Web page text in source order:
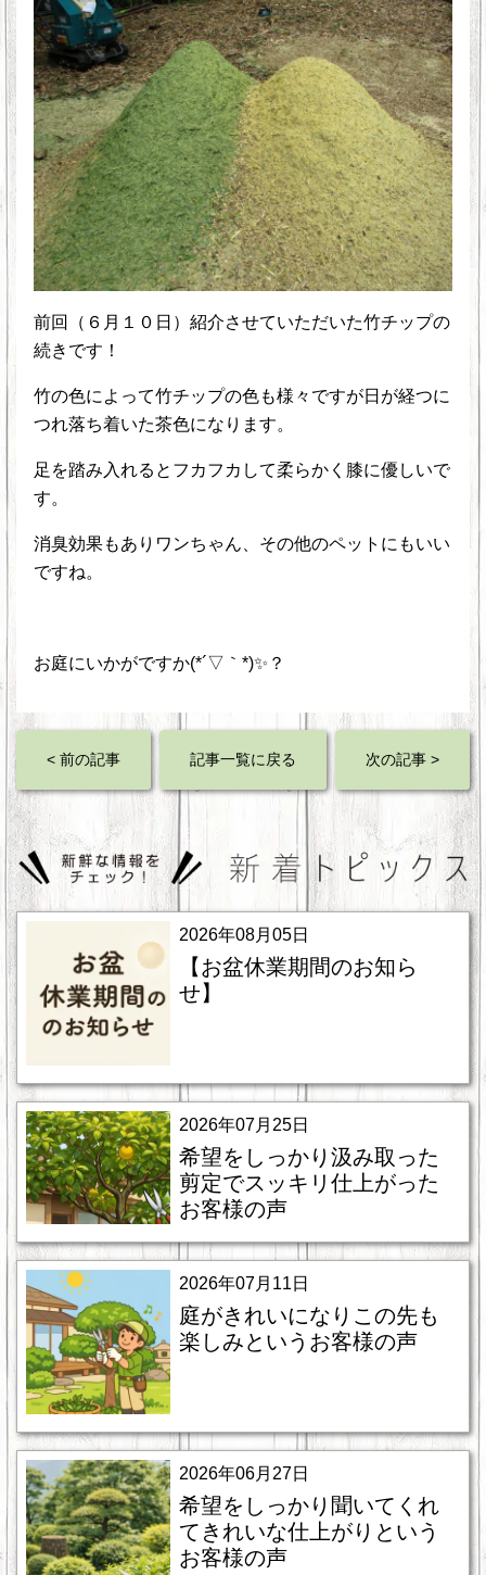
前回（６月１０日）紹介させていただいた竹チップの
続きです！
竹の色によって竹チップの色も様々ですが日が経つに
つれ落ち着いた茶色になります。
足を踏み入れるとフカフカして柔らかく膝に優しいで
す。
消臭効果もありワンちゃん、その他のペットにもいい
ですね。
お庭にいかがですか(*´▽｀*)✨？
< 前の記事 記事一覧に戻る 次の記事 >
2026年08月05日
【お盆休業期間のお知ら
せ】
2026年07月25日
希望をしっかり汲み取った
剪定でスッキリ仕上がった
お客様の声
2026年07月11日
庭がきれいになりこの先も
楽しみというお客様の声
2026年06月27日
希望をしっかり聞いてくれ
てきれいな仕上がりという
お客様の声